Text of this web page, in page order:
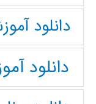
دانلود
دانلود